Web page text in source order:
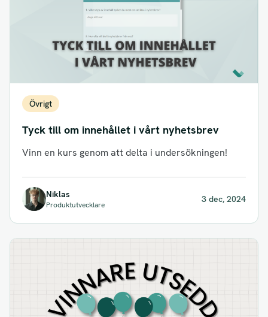
Övrigt
Tyck till om innehållet i vårt nyhetsbrev
Vinn en kurs genom att delta i undersökningen!
Niklas
Produktutvecklare
3 dec, 2024